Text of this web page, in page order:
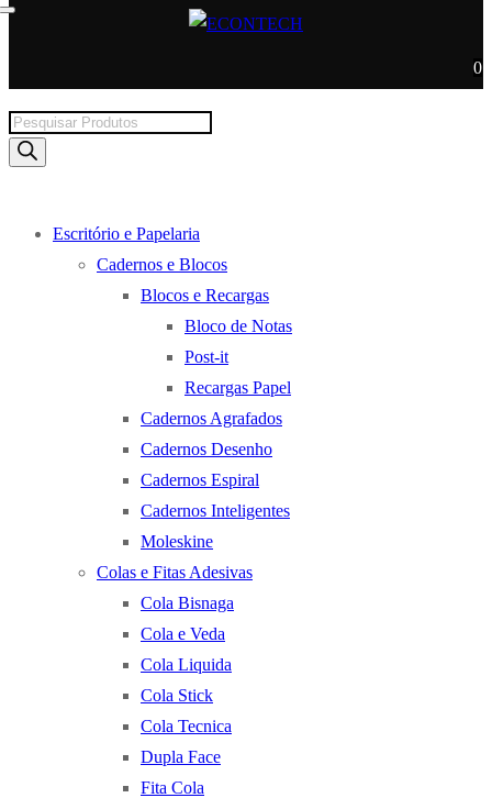
0
Products
search
Escritório e Papelaria
Cadernos e Blocos
Blocos e Recargas
Bloco de Notas
Post-it
Recargas Papel
Cadernos Agrafados
Cadernos Desenho
Cadernos Espiral
Cadernos Inteligentes
Moleskine
Colas e Fitas Adesivas
Cola Bisnaga
Cola e Veda
Cola Liquida
Cola Stick
Cola Tecnica
Dupla Face
Fita Cola